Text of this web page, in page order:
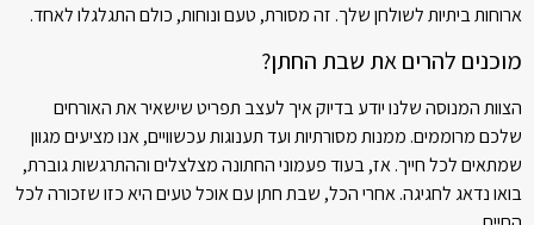
ארוחות ביתיות לשולחן שלך. זה מסורת, טעם ונוחות, כולם התגלגלו לאחד.
מוכנים להרים את שבת החתן?
הצוות המנוסה שלנו יודע בדיוק איך לעצב תפריט שישאיר את האורחים
שלכם מרוממים. ממנות מסורתיות ועד תענוגות עכשוויים, אנו מציעים מגוון
שמתאים לכל חייך. אז, בעוד פעמוני החתונה מצלצלים וההתרגשות גוברת,
בואו נדאג לחגיגה. אחרי הכל, שבת חתן עם אוכל טעים היא כזו שזכורה לכל